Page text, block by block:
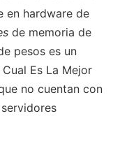
en hardware de
de memoria de
pesos es un
Es La Mejor
no cuentan con